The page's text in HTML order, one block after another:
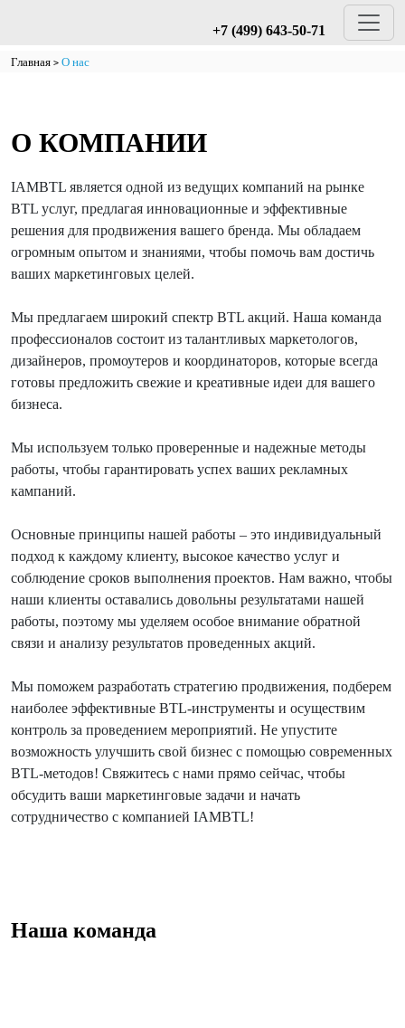
+7 (499) 643-50-71
Главная О нас
О КОМПАНИИ
IAMBTL является одной из ведущих компаний на рынке
BTL услуг, предлагая инновационные и эффективные
решения для продвижения вашего бренда. Мы обладаем
огромным опытом и знаниями, чтобы помочь вам достичь
ваших маркетинговых целей.
Мы предлагаем широкий спектр BTL акций. Наша команда
профессионалов состоит из талантливых маркетологов,
дизайнеров, промоутеров и координаторов, которые всегда
готовы предложить свежие и креативные идеи для вашего
бизнеса.
Мы используем только проверенные и надежные методы
работы, чтобы гарантировать успех ваших рекламных
кампаний.
Основные принципы нашей работы – это индивидуальный
подход к каждому клиенту, высокое качество услуг и
соблюдение сроков выполнения проектов. Нам важно, чтобы
наши клиенты оставались довольны результатами нашей
работы, поэтому мы уделяем особое внимание обратной
связи и анализу результатов проведенных акций.
Мы поможем разработать стратегию продвижения, подберем
наиболее эффективные BTL-инструменты и осуществим
контроль за проведением мероприятий. Не упустите
возможность улучшить свой бизнес с помощью современных
BTL-методов! Свяжитесь с нами прямо сейчас, чтобы
обсудить ваши маркетинговые задачи и начать
сотрудничество с компанией IAMBTL!
Наша команда